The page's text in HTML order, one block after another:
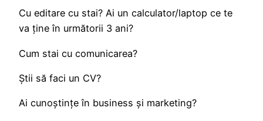
Cu editare cu stai? Ai un calculator/laptop ce te
va ține în următorii 3 ani?
Cum stai cu comunicarea?
Știi să faci un CV?
Ai cunoștințe în business și marketing?